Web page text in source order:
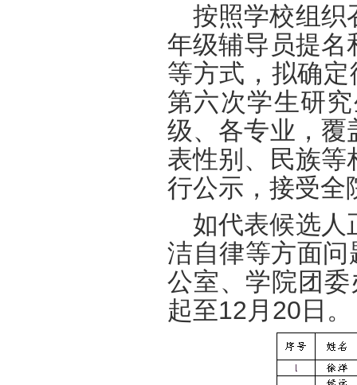
按照学校组织
年级辅导员提名
等方式，拟确定
第六次学生研
级、各专业，覆
表性别、民族等
行公示，接受全
如代表候选人
洁自律等方面
公室、学院团
起至12月 20 日。